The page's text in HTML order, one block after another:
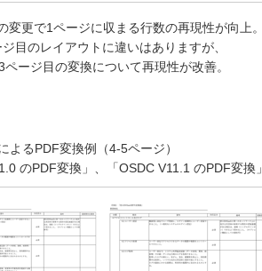
更で1ページに収まる行数の再現性が向上。
目のレイアウトに違いはありますが、
ージ目の変換について再現性が改善。
よるPDF変換例（4-5ページ）
のPDF変換」、「OSDC V11.1 のPDF変換」